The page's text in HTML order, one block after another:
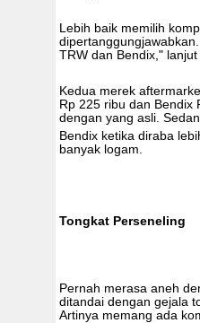
Lebih baik memilih
TRW dan Bendix,"
Kedua merek
Rp 225 ribu dan Bendix
dengan yang asli.
Bendix ketika diraba
banyak logam.
Tongkat Perseneling
Pernah merasa aneh
ditandai dengan gejala
Artinya memang ada